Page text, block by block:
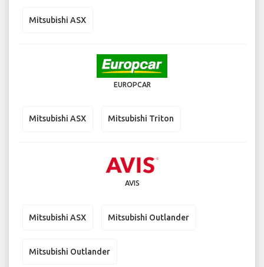
Mitsubishi ASX
EUROPCAR
Mitsubishi ASX Mitsubishi Triton
AVIS
Mitsubishi ASX Mitsubishi Outlander
Mitsubishi Outlander